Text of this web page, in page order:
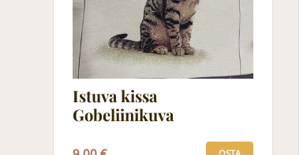
Istuva kissa
Gobeliinikuva